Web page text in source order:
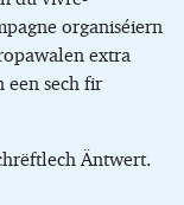
organiséiern
extra
een sech fir
Äntwert.